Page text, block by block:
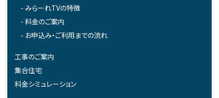
みらーれTVの特徴
料金のご案内
お申込み・ご利用までの流れ
工事のご案内
集合住宅
料金シミュレーション